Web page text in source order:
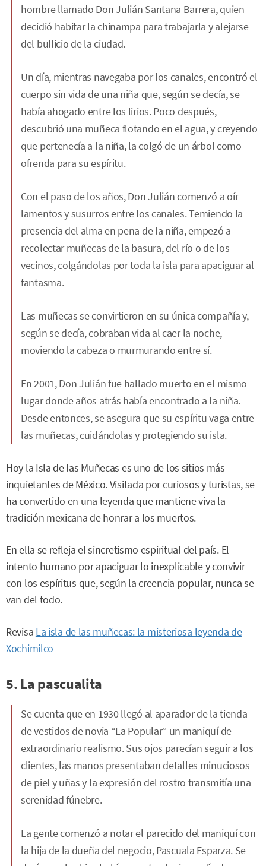
hombre llamado Don Julián Santana Barrera, quien
decidió habitar la chinampa para trabajarla y alejarse
del bullicio de la ciudad.
Un día, mientras navegaba por los canales, encontró el
cuerpo sin vida de una niña que, según se decía, se
había ahogado entre los lirios. Poco después,
descubrió una muñeca flotando en el agua, y creyendo
que pertenecía a la niña, la colgó de un árbol como
ofrenda para su espíritu.
Con el paso de los años, Don Julián comenzó a oír
lamentos y susurros entre los canales. Temiendo la
presencia del alma en pena de la niña, empezó a
recolectar muñecas de la basura, del río o de los
vecinos, colgándolas por toda la isla para apaciguar al
fantasma.
Las muñecas se convirtieron en su única compañía y,
según se decía, cobraban vida al caer la noche,
moviendo la cabeza o murmurando entre sí.
En 2001, Don Julián fue hallado muerto en el mismo
lugar donde años atrás había encontrado a la niña.
Desde entonces, se asegura que su espíritu vaga entre
las muñecas, cuidándolas y protegiendo su isla.
Hoy la Isla de las Muñecas es uno de los sitios más
inquietantes de México. Visitada por curiosos y turistas, se
ha convertido en una leyenda que mantiene viva la
tradición mexicana de honrar a los muertos.
En ella se refleja el sincretismo espiritual del país. El
intento humano por apaciguar lo inexplicable y convivir
con los espíritus que, según la creencia popular, nunca se
van del todo.
Revisa La isla de las muñecas: la misteriosa leyenda de
Xochimilco
5. La pascualita
Se cuenta que en 1930 llegó al aparador de la tienda
de vestidos de novia “La Popular” un maniquí de
extraordinario realismo. Sus ojos parecían seguir a los
clientes, las manos presentaban detalles minuciosos
de piel y uñas y la expresión del rostro transmitía una
serenidad fúnebre.
La gente comenzó a notar el parecido del maniquí con
la hija de la dueña del negocio, Pascuala Esparza. Se